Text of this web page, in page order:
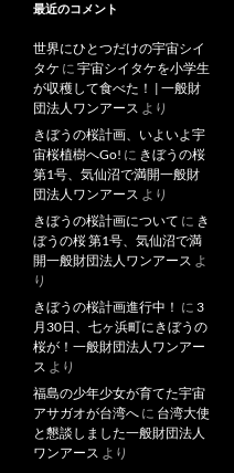
最近のコメント
世界にひとつだけの宇宙シイ
タケ に 宇宙シイタケを小学生
が収穫して食べた！ | 一般財
団法人ワンアース より
きぼうの桜計画、いよいよ宇
宙桜植樹へGo! に きぼうの桜
第1号、気仙沼で満開一般財
団法人ワンアース より
きぼうの桜計画について に き
ぼうの桜 第1号、気仙沼で満
開一般財団法人ワンアース よ
り
きぼうの桜計画進行中！ に 3
月30日、七ヶ浜町にきぼうの
桜が！一般財団法人ワンアー
ス より
福島の少年少女が育てた宇宙
アサガオが台湾へ に 台湾大使
と懇談しました一般財団法人
ワンアース より